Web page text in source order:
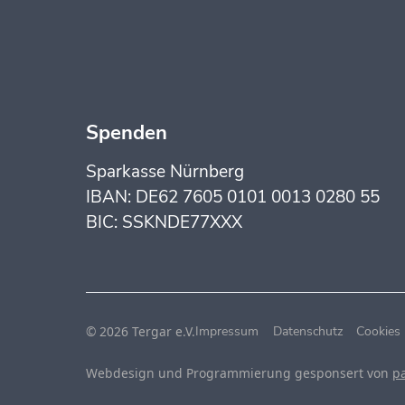
Spenden
Sparkasse Nürnberg
IBAN: DE62 7605 0101 0013 0280 55
BIC: SSKNDE77XXX
© 2026 Tergar e.V.Impressum Datenschutz Cookies
Webdesign und Programmierung gesponsert von